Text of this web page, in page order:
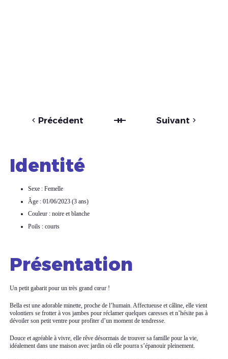
Précédent Suivant
Identité
Sexe : Femelle
Âge : 01/06/2023 (3 ans)
Couleur : noire et blanche
Poils : courts
Présentation
Un petit gabarit pour un très grand cœur !
Bella est une adorable minette, proche de l’humain. Affectueuse et câline, elle vient
volontiers se frotter à vos jambes pour réclamer quelques caresses et n’hésite pas à
dévoiler son petit ventre pour profiter d’un moment de tendresse.
Douce et agréable à vivre, elle rêve désormais de trouver sa famille pour la vie,
idéalement dans une maison avec jardin où elle pourra s’épanouir pleinement.